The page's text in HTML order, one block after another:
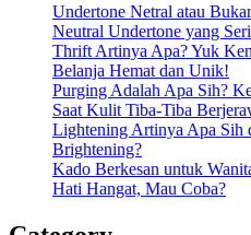
Undertone Netral atau
Neutral Undertone yang
Thrift Artinya Apa? Yuk
Belanja Hemat dan Unik!
Purging Adalah Apa Sih?
Saat Kulit Tiba-Tiba
Lightening Artinya Apa Sih
Brightening?
Kado Berkesan untuk
Hati Hangat, Mau Coba?